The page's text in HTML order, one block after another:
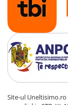
Site-ul